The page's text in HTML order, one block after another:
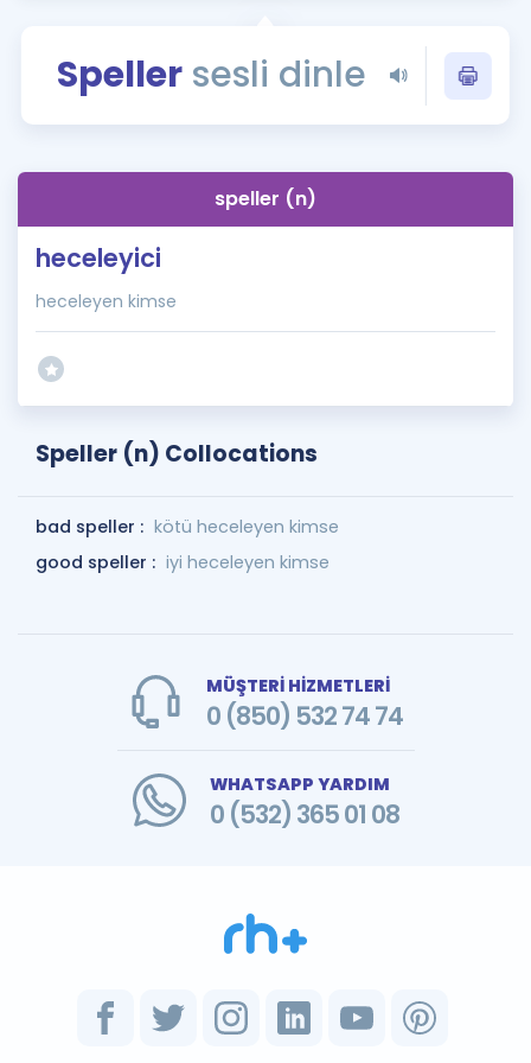
Rehberlik Aracı
ÖSYM Sınav Takvimi
Kampanyalar
Blog
Spellersesli dinle
speller (n)
heceleyici
heceleyen kimse
Speller (n) Collocations
bad speller : kötü heceleyen kimse
good speller : iyi heceleyen kimse
MÜŞTERİ HİZMETLERİ
0 (850) 532 74 74
WHATSAPP YARDIM
0 (532) 365 01 08